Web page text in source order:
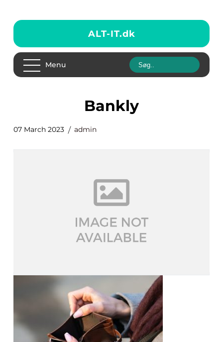
ALT-IT.dk
Menu
bankly
07 March 2023 admin